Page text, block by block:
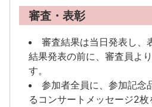
審査・表彰
審査結果は当日発表し、
結果発表の前に、審査員よ
す。
参加者全員に、参加記念
るコンサートメッセージ2枚